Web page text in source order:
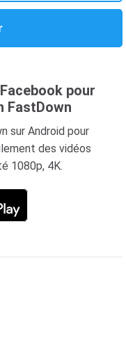
pour
FastDown
sur Android pour
des vidéos
1080p, 4K.